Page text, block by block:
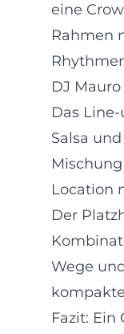
eine
Rahmen
DJ
Das
Salsa
Location
Der
Wege
Fazit: